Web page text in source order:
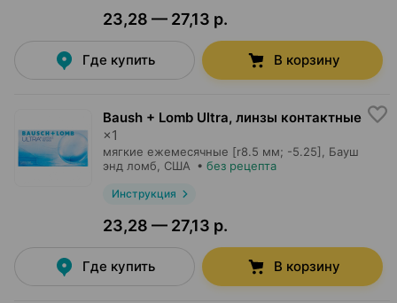
23,28 — 27,13 р.
Где купить В корзину
Baush + Lomb Ultra, линзы контактные
×1
мягкие ежемесячные [r8.5 мм; -5.25],
Бауш
энд ломб , США • без рецепта
Инструкция
23,28 — 27,13 р.
Где купить В корзину